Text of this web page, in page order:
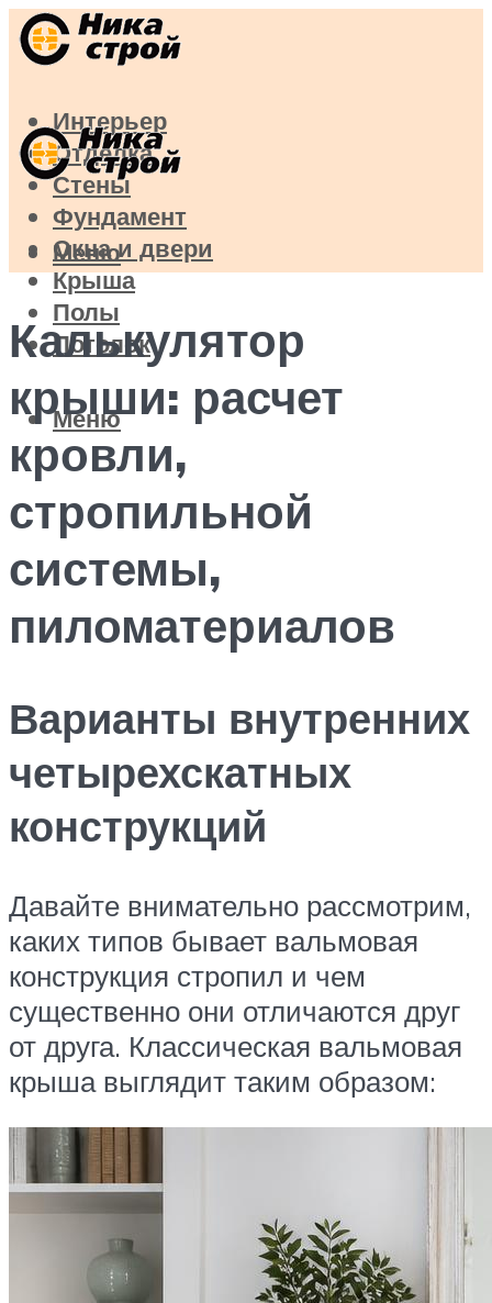
Интерьер
Отделка
Стены
Фундамент
Окна и двери
Крыша
Полы
Потолок
Меню
Меню
Калькулятор
крыши: расчет
кровли,
стропильной
системы,
пиломатериалов
Варианты внутренних
четырехскатных
конструкций
Давайте внимательно рассмотрим,
каких типов бывает вальмовая
конструкция стропил и чем
существенно они отличаются друг
от друга. Классическая вальмовая
крыша выглядит таким образом: